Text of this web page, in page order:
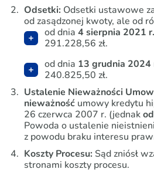
Odsetki: Odsetki ustawowe
od zasądzonej kwoty, ale od
od dnia4 sierpnia 2021 r.
291.228,56 zł.
od dnia 13 grudnia 2024
240.825,50 zł.
Ustalenie Nieważności
nieważność umowy kredytu
26 czerwca 2007 r. (jednak
Powoda o ustalenie
z powodu braku interesu
Koszty Procesu: Sąd zniósł
stronami koszty procesu.